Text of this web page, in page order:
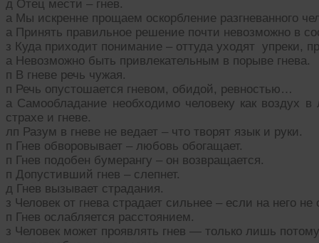
д Отец мести – гнев.
а Мы искренне прощаем оскорбление разгневанного
а Принять правильное решение почти невозможно в
з Куда приходит понимание – оттуда уходят упреки,
а Невозможно быть привлекательным в порыве гнева.
п В гневе речь чужая.
п Речь опустошается гневом, обидой, ревностью…
а Самообладание необходимо человеку как воздух
страхе и гневе.
лп Разум в гневе не ведает – что творят язык и руки.
п Гнев обворовывает – любовь обогащает.
п Гнев подобен бумерангу – он возвращается.
п Допустивший гнев – слепнет.
д Гнев вызывает страдания.
з Человек от гнева страдает сильнее – если на него не
п Гнев ослабляется расстоянием.
з Человек может проявлять гнев — только лишь